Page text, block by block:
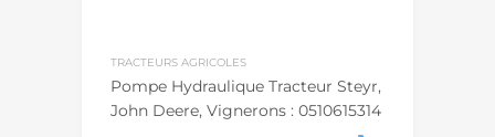
TRACTEURS AGRICOLES
Pompe Hydraulique Tracteur Steyr,
John Deere, Vignerons : 0510615314